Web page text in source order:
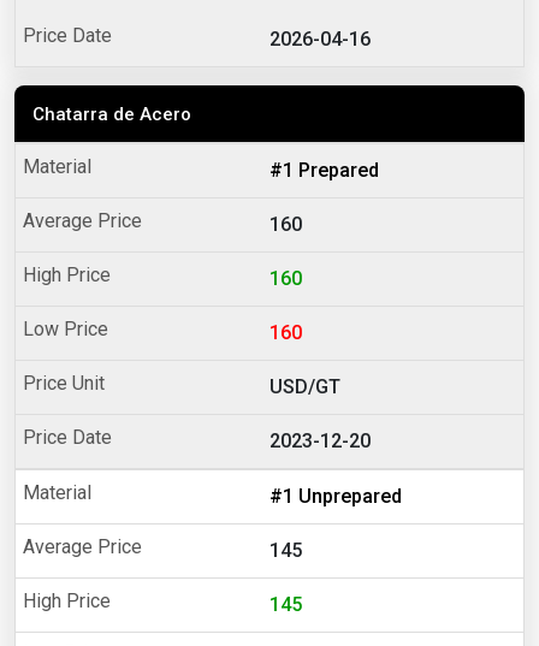
2026-04-16
Chatarra de Acero
#1 Prepared
160
160
160
USD/GT
2023-12-20
#1 Unprepared
145
145